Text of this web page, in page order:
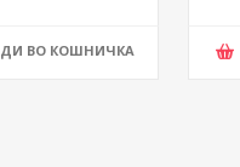
ВО КОШНИЧКА